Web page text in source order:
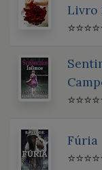
Livro
Fúria